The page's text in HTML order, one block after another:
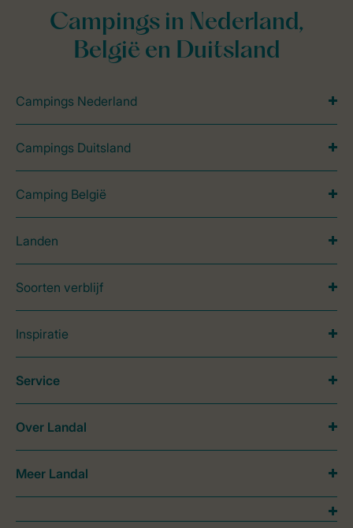
Campings in Nederland,
België en Duitsland
Campings Nederland
Campings Duitsland
Camping België
Landen
Soorten verblijf
Inspiratie
Service
Over Landal
Meer Landal